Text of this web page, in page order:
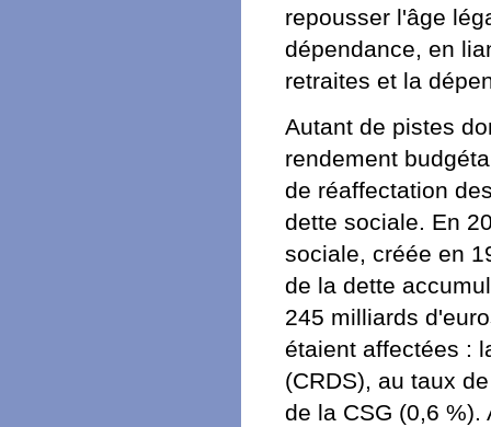
repousser l'âge
dépendance, en
retraites et la
Autant de pistes
rendement
de réaffectation
dette sociale. En
sociale, créée en
de la dette
245 milliards
étaient affectées :
(CRDS), au taux
de la CSG (0,6